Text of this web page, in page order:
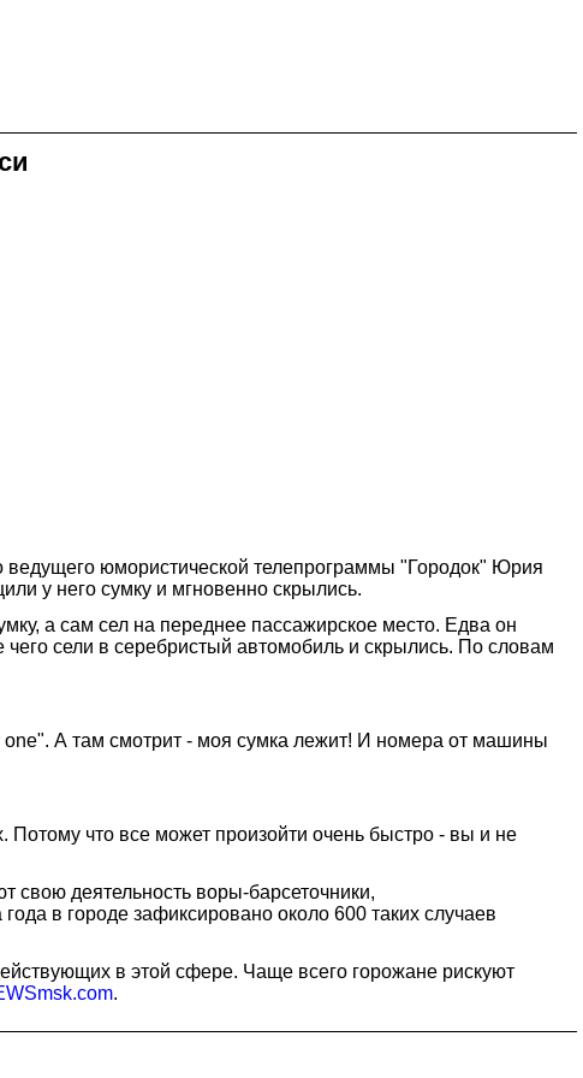
ведущего юмористической телепрограммы "Городок" Юрия
у него сумку и мгновенно скрылись.
а сам сел на переднее пассажирское место. Едва он
чего сели в серебристый автомобиль и скрылись. По словам
one". А там смотрит - моя сумка лежит! И номера от машины
Потому что все может произойти очень быстро - вы и не
свою деятельность воры-барсеточники,
в городе зафиксировано около 600 таких случаев
в этой сфере. Чаще всего горожане рискуют
.